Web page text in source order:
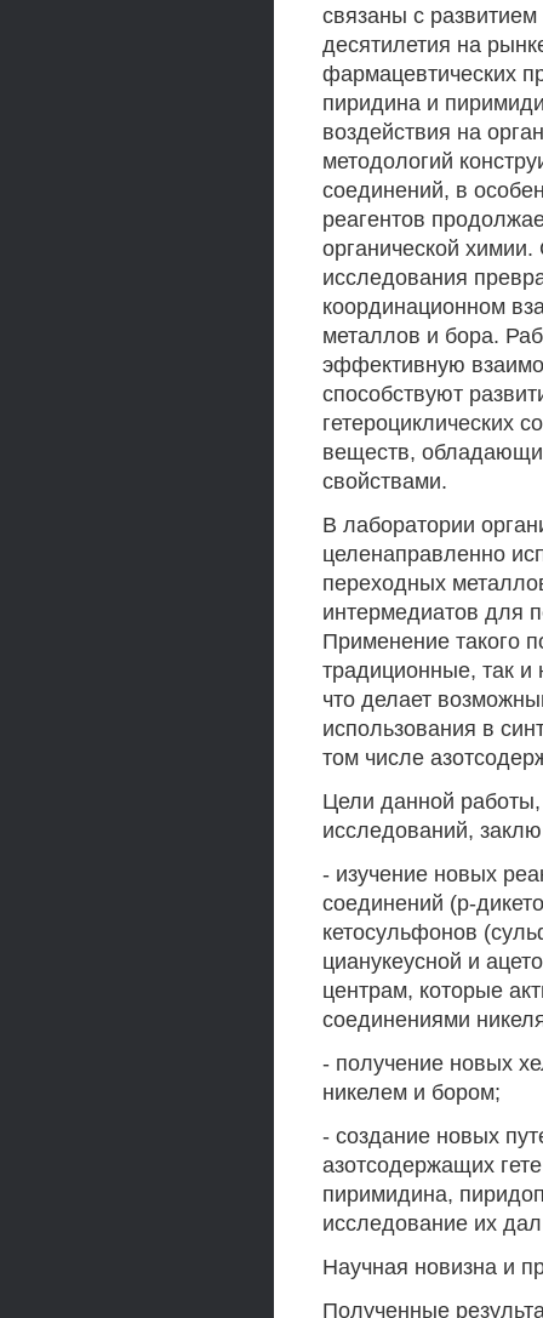
связаны с
десятилетия на
фармацевтических
пиридина и
воздействия на
методологий
соединений, в
реагентов
органической
исследования
координационном
металлов и бора.
эффективную
способствуют
гетероциклических
веществ,
свойствами.
В лаборатории
целенаправленно
переходных
интермедиатов для
Применение такого
традиционные, так и
что делает
использования в
том числе
Цели данной работы,
исследований,
- изучение новых
соединений (р-
кетосульфонов
цианукеусной и
центрам, которые
соединениями
- получение новых
никелем и бором;
- создание новых
азотсодержащих
пиримидина,
исследование их
Научная новизна и
Полученные